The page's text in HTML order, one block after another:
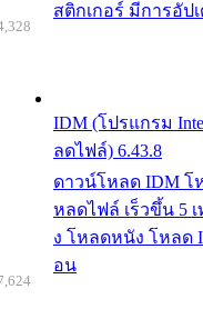
สติกเกอร์ มีการอัป
IDM (โปรแกรม
ลดไฟล์) 6.43.8
ดาวน์โหลด IDM โห
หลดไฟล์ เร็วขึ้น 5
ง โหลดหนัง โหลด
อน